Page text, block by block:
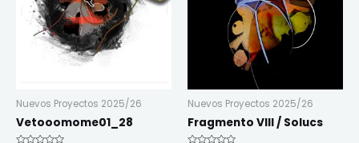
Nuevos Proyectos 2025/26
Vetooomome01_28
Nuevos Proyectos 2025/26
Fragmento VIII / Solucs